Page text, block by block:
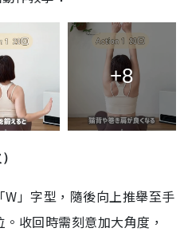
+8
」字型，隨後向上推舉至手
收回時需刻意加大角度，